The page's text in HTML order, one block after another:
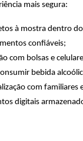
mais segura:
à mostra dentro
confiáveis;
com bolsas e
bebida
com familiares
digitais